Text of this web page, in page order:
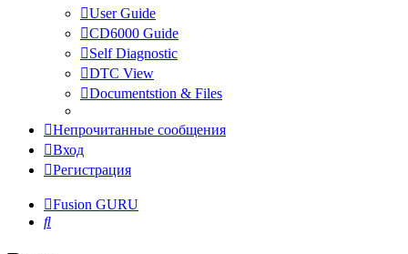
User Guide
CD6000 Guide
Self Diagnostic
DTC View
Documentstion & Files
Непрочитанные сообщения
Вход
Регистрация
Fusion GURU
Поиск